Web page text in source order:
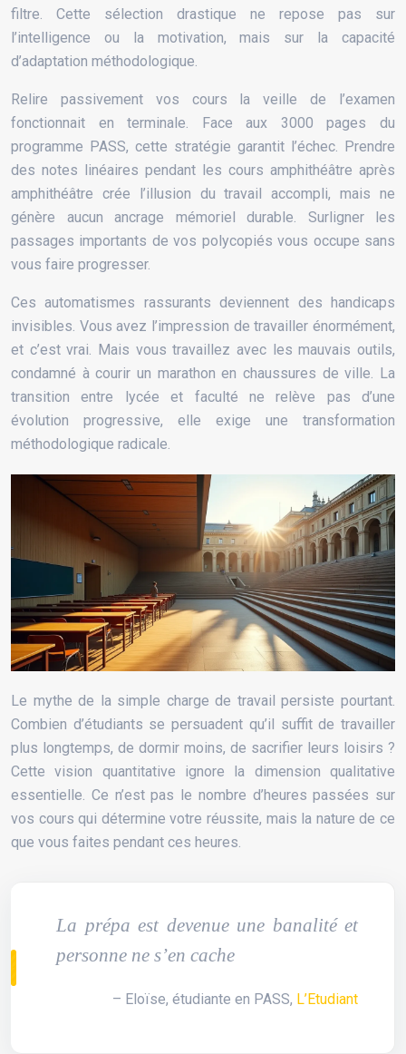
filtre. Cette sélection drastique ne repose pas sur
l’intelligence ou la motivation, mais sur la capacité
d’adaptation méthodologique.
Relire passivement vos cours la veille de l’examen
fonctionnait en terminale. Face aux 3000 pages du
programme PASS, cette stratégie garantit l’échec. Prendre
des notes linéaires pendant les cours amphithéâtre après
amphithéâtre crée l’illusion du travail accompli, mais ne
génère aucun ancrage mémoriel durable. Surligner les
passages importants de vos polycopiés vous occupe sans
vous faire progresser.
Ces automatismes rassurants deviennent des handicaps
invisibles. Vous avez l’impression de travailler énormément,
et c’est vrai. Mais vous travaillez avec les mauvais outils,
condamné à courir un marathon en chaussures de ville. La
transition entre lycée et faculté ne relève pas d’une
évolution progressive, elle exige une transformation
méthodologique radicale.
Le mythe de la simple charge de travail persiste pourtant.
Combien d’étudiants se persuadent qu’il suffit de travailler
plus longtemps, de dormir moins, de sacrifier leurs loisirs ?
Cette vision quantitative ignore la dimension qualitative
essentielle. Ce n’est pas le nombre d’heures passées sur
vos cours qui détermine votre réussite, mais la nature de ce
que vous faites pendant ces heures.
La prépa est devenue une banalité et
personne ne s’en cache
– Eloïse, étudiante en PASS, L’Etudiant